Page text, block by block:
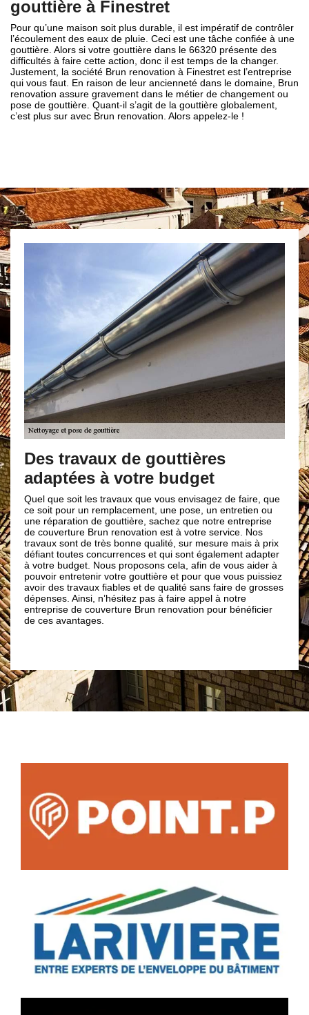
gouttière à Finestret
Pour qu’une maison soit plus durable, il est impératif de contrôler
l’écoulement des eaux de pluie. Ceci est une tâche confiée à une
gouttière. Alors si votre gouttière dans le 66320 présente des
difficultés à faire cette action, donc il est temps de la changer.
Justement, la société Brun renovation à Finestret est l’entreprise
qui vous faut. En raison de leur ancienneté dans le domaine, Brun
renovation assure gravement dans le métier de changement ou
pose de gouttière. Quant-il s’agit de la gouttière globalement,
c’est plus sur avec Brun renovation. Alors appelez-le !
envisagez de faire, que
pose, un entretien ou
que notre entreprise
à votre service. Nos
sur mesure mais à prix
sont également adapter
cela, afin de vous aider à
et pour que vous puissiez
sans faire de grosses
faire appel à notre
pour bénéficier
Brun renovation pour
changement de votre
Il est préférable et conseiller de faire
professionnel comme Brun renovation ;
changement de gouttière. Nous sommes
la pose et le changement de tous types
comme : le zinc et le PVC. Entretenir
gouttière peut augmenter sa durée de
faire appel à notre entreprise de
renovation pour pouvoir bénéficier d’une
aux normes c’est-à-dire fait circuler les
montre pas de fuite. Notre équipe de
gouttière 66 dispose également des
modernes pour l’entretien et le
gouttière.